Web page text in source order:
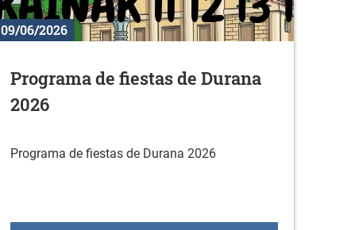
09/06/2026
Programa de fiestas de Durana
2026
Programa de fiestas de Durana 2026